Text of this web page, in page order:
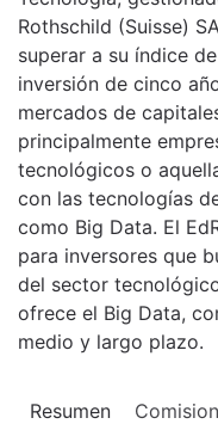
Rothschild (Suisse)
superar a su índice
inversión de cinco
mercados de
principalmente
tecnológicos o
con las tecnologías
como Big Data. El
para inversores que
del sector
ofrece el Big Data,
medio y largo plazo.
Resumen